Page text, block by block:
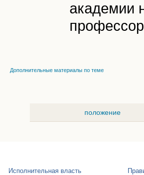
академии
Дополнительные материалы по теме
положение
Исполнительная власть